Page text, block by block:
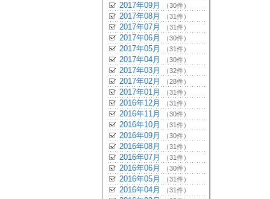
2017年09月 （30件）
2017年08月 （31件）
2017年07月 （31件）
2017年06月 （30件）
2017年05月 （31件）
2017年04月 （30件）
2017年03月 （32件）
2017年02月 （28件）
2017年01月 （31件）
2016年12月 （31件）
2016年11月 （30件）
2016年10月 （31件）
2016年09月 （30件）
2016年08月 （31件）
2016年07月 （31件）
2016年06月 （30件）
2016年05月 （31件）
2016年04月 （31件）